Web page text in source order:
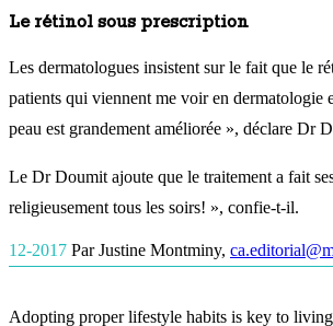
Le rétinol sous prescription
Les dermatologues insistent sur le fait que le
patients qui viennent me voir en dermatologie
peau est grandement améliorée », déclare Dr
Le Dr Doumit ajoute que le traitement a fait
religieusement tous les soirs! », confie-t-il.
12-2017 Par Justine Montminy,
Adopting proper lifestyle habits is key to